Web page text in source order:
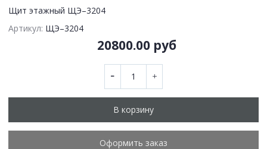
Щит этажный ЩЭ–3204
Артикул: ЩЭ–3204
20800.00 руб
В корзину
Оформить заказ